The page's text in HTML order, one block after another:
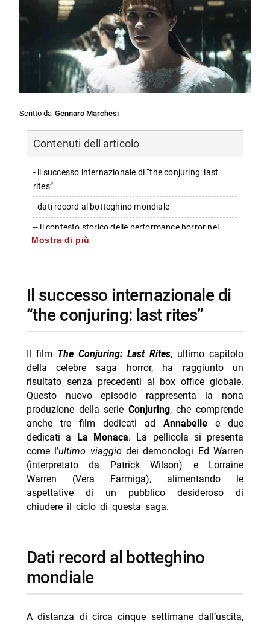
Scritto da Gennaro Marchesi
Contenuti dell'articolo
- il successo internazionale di “the conjuring: last
rites”
- dati record al botteghino mondiale
-- il contesto storico delle performance horror nel
cinema
-- personaggi principali e cast ufficiale
-- Scopri di più da Jump the shark
- Wolf Warrior stasera su Rai 4: trama e cast
- Delitti del BarLume Il re dei giochi stasera su TV8
- Ricchi, ricchissimi… in mutande stasera su Cine34
- Ma stasera su Italia 2: trama horror Octavia
Spencer
- La vita è una cosa meravigliosa stasera Sky Cinema
1
Mostra di più
il successo internazionale di
“the conjuring: last rites”
Il film The Conjuring: Last Rites, ultimo capitolo
della celebre saga horror, ha raggiunto un
risultato senza precedenti al box office globale.
Questo nuovo episodio rappresenta la nona
produzione della serie Conjuring, che comprende
anche tre film dedicati adAnnabelle e due
dedicati a
La Monaca. La pellicola si presenta
come l’ultimo viaggiodei demonologi Ed Warren
(interpretato da Patrick Wilson) e Lorraine
Warren (Vera Farmiga), alimentando le
aspettative di un pubblico desideroso di
chiudere il ciclo di questa saga.
dati record al botteghino
mondiale
A distanza di circa cinque settimane dall’uscita,